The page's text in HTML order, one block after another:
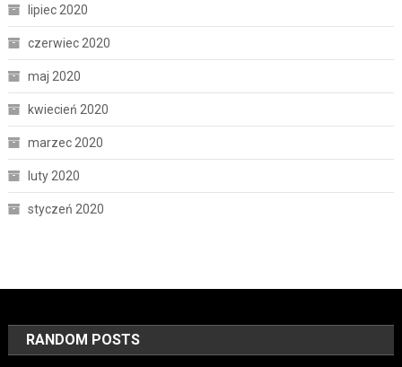
lipiec 2020
czerwiec 2020
maj 2020
kwiecień 2020
marzec 2020
luty 2020
styczeń 2020
RANDOM POSTS